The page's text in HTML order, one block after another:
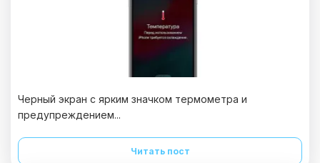
Черный экран с ярким значком термометра и
предупреждением...
Читать пост